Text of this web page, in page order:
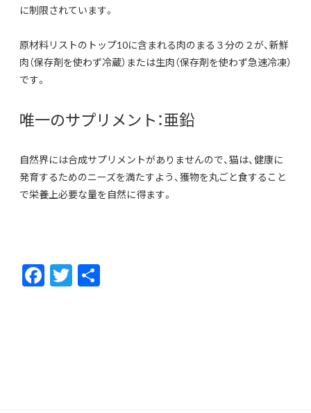
に制限されています。
原材料リストのトップ10に含まれる肉のまる３分の２が、新鮮
肉（保存剤を使わず冷蔵）または生肉（保存剤を使わず急速冷凍）
です。
唯一のサプリメント：亜鉛
自然界には合成サプリメントがありませんので、猫は、健康に
発育するためのニーズを満たすよう、獲物を丸ごと食すること
で栄養上必要な量を自然に得ます。
F
ac
T
w